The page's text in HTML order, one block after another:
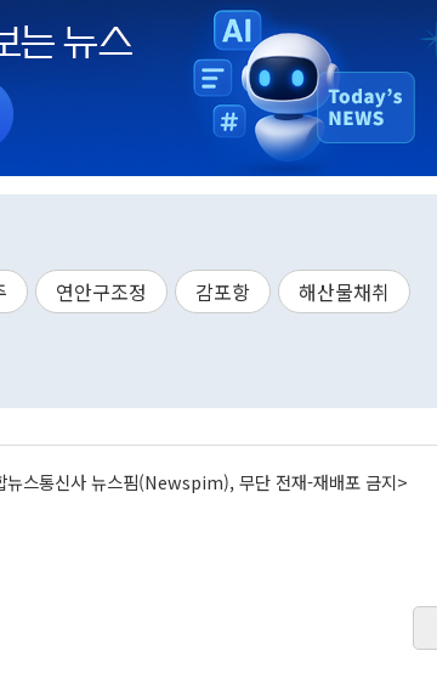
연안구조정 감포항 해산물채취
뉴스통신사 뉴스핌(Newspim), 무단 전재-재배포 금지>